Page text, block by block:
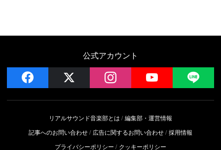
公式アカウント
facebook instagram YouTube
リアルサウンド音楽部とは
編集部・運営情報
記事へのお問い合わせ
広告に関するお問い合わせ 採用情報
プライバシーポリシー
クッキーポリシー